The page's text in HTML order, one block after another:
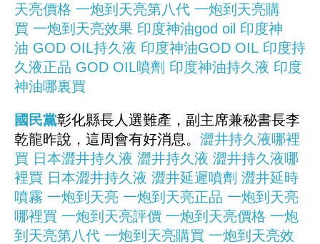
天亮價格 一炮到天亮第八代 一炮到天亮購
買 一炮到天亮效果 印度神油god oil 印度神
油 GOD OIL持久液 印度神油GOD OIL 印度持
久液正品 GOD OIL噴劑 印度神油持久液 印度
神油哪裏買
國民黨彰化縣長人選難產，副主席兼秘書長李
乾龍昨說，這周會有好消息。 澀井持久液哪裡
買 日本澀井持久液 澀井持久液 澀井持久液哪
裡買 日本澀井持久液 澀井延遲噴劑 澀井延時
噴霧 一炮到天亮 一炮到天亮正品 一炮到天亮
哪裡買 一炮到天亮評價 一炮到天亮價格 一炮
到天亮第八代 一炮到天亮購買 一炮到天亮效